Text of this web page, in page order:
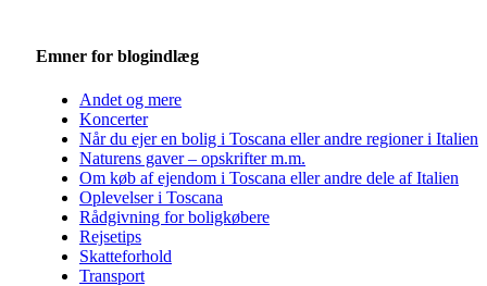
Emner for blogindlæg
Andet og mere
Koncerter
Når du ejer en bolig i Toscana eller andre regioner i Italien
Naturens gaver – opskrifter m.m.
Om køb af ejendom i Toscana eller andre dele af Italien
Oplevelser i Toscana
Rådgivning for boligkøbere
Rejsetips
Skatteforhold
Transport